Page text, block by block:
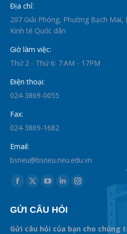
Địa chỉ:
207 Giải Phóng, Phường Bạch
Kinh tế Quốc dân
Giờ làm việc:
Thứ 2 - Thứ 6: 7:AM - 17PM
Điện thoại:
024-3869-0055
Fax:
024-3869-1682
Email:
bsneu@bsneu.neu.edu.vn
Find us on:
Facebook
opens
in
X
opens
in
YouTube
opens
in
Linkedin
opens
in
Instagram
in
GỬI CÂU HỎI
Gửi câu hỏi của bạn cho chúng